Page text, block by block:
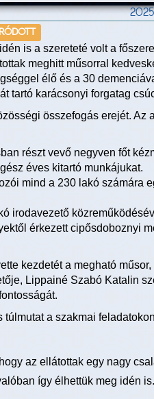
is a szereteté volt a
meghitt műsorral
élő és a 30
tartó karácsonyi forgatag
összefogás erejét. Az
részt vevő negyven főt
éves kitartó munkájukat.
mind a 230 lakó számára
irodavezető
érkezett cipősdoboznyi
kezdetét a megható műsor,
Lippainé Szabó Katalin
a szakmai
az ellátottak egy nagy
így élhettük meg idén